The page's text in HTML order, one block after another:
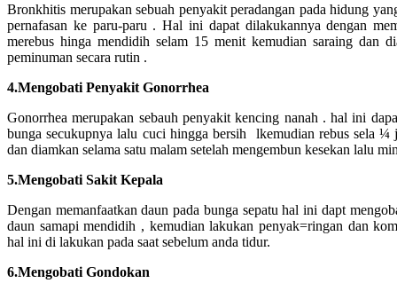
Bronkhitis merupakan sebuah penyakit peradangan pada hidung
pernafasan ke paru-paru . Hal ini dapat dilakukannya dengan
merebus hinga mendidih selam 15 menit kemudian saraing dan
peminuman secara rutin .
4.Mengobati Penyakit Gonorrhea
Gonorrhea merupakan sebauh penyakit kencing nanah . hal ini
bunga secukupnya lalu cuci hingga bersih lkemudian rebus sela ¼
dan diamkan selama satu malam setelah mengembun kesekan lalu
5.Mengobati Sakit Kepala
Dengan memanfaatkan daun pada bunga sepatu hal ini dapt
daun samapi mendidih , kemudian lakukan penyak=ringan dan
hal ini di lakukan pada saat sebelum anda tidur.
6.Mengobati Gondokan